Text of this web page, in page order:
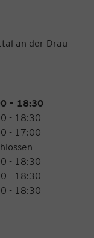
an der Drau
- 18:30
- 18:30
- 17:00
- 18:30
- 18:30
- 18:30